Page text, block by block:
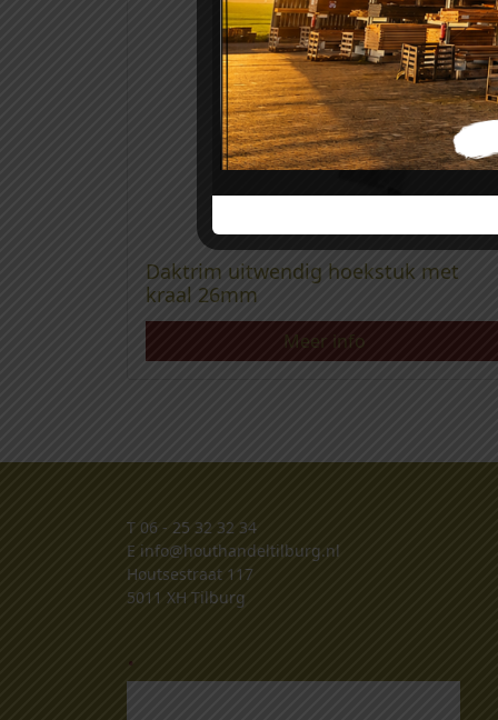
Daktrim uitwendig hoekstuk met
kraal 26mm
Meer info
T 06 - 25 32 32 34
E info@houthandeltilburg.nl
Houtsestraat 117
5011 XH Tilburg
.